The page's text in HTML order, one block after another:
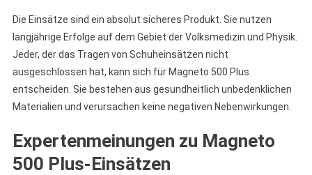
Die Einsätze sind ein absolut sicheres Produkt. Sie nutzen
langjährige Erfolge auf dem Gebiet der Volksmedizin und Physik.
Jeder, der das Tragen von Schuheinsätzen nicht
ausgeschlossen hat, kann sich für Magneto 500 Plus
entscheiden. Sie bestehen aus gesundheitlich unbedenklichen
Materialien und verursachen keine negativen Nebenwirkungen.
Expertenmeinungen zu Magneto
500 Plus-Einsätzen